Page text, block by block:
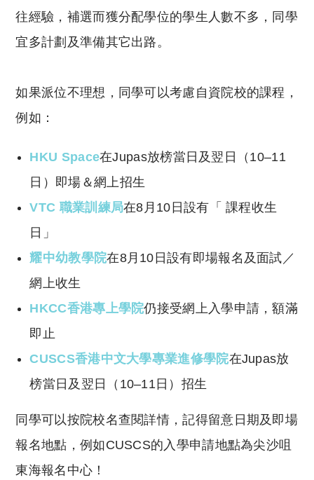
往經驗，補選而獲分配學位的學生人數不多，同學
宜多計劃及準備其它出路。
如果派位不理想，同學可以考慮自資院校的課程，
例如：
HKU Space在Jupas放榜當日及翌日（10–11
日）即場＆網上招生
VTC 職業訓練局在8月10日設有「 課程收生
日」
耀中幼教學院在8月10日設有即場報名及面試／
網上收生
HKCC香港專上學院仍接受網上入學申請，額滿
即止
CUSCS香港中文大學專業進修學院在Jupas放
榜當日及翌日（10–11日）招生
同學可以按院校名查閱詳情，記得留意日期及即場
報名地點，例如CUSCS的入學申請地點為尖沙咀
東海報名中心！